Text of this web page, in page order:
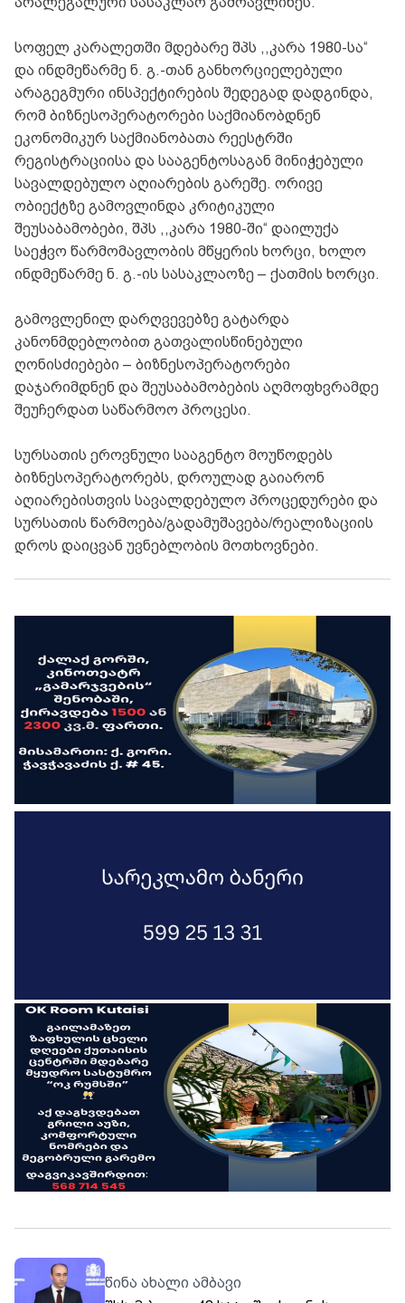
სოფელ კარალეთში მდებარე შპს ,,კარა 1980-სა“
და ინდმეწარმე ნ. გ.-თან განხორციელებული
არაგეგმური ინსპექტირების შედეგად დადგინდა,
რომ ბიზნესოპერატორები საქმიანობდნენ
ეკონომიკურ საქმიანობათა რეესტრში
რეგისტრაციისა და სააგენტოსაგან მინიჭებული
სავალდებულო აღიარების გარეშე. ორივე
ობიექტზე გამოვლინდა კრიტიკული
შეუსაბამობები, შპს ,,კარა 1980-ში“ დაილუქა
საეჭვო წარმომავლობის მწყერის ხორცი, ხოლო
ინდმეწარმე ნ. გ.-ის სასაკლაოზე – ქათმის ხორცი.
გამოვლენილ დარღვევებზე გატარდა
კანონმდებლობით გათვალისწინებული
ღონისძიებები – ბიზნესოპერატორები
დაჯარიმდნენ და შეუსაბამობების აღმოფხვრამდე
შეუჩერდათ საწარმოო პროცესი.
სურსათის ეროვნული სააგენტო მოუწოდებს
ბიზნესოპერატორებს, დროულად გაიარონ
აღიარებისთვის სავალდებულო პროცედურები და
სურსათის წარმოება/გადამუშავება/რეალიზაციის
დროს დაიცვან უვნებლობის მოთხოვნები.
წინა ახალი ამბავი